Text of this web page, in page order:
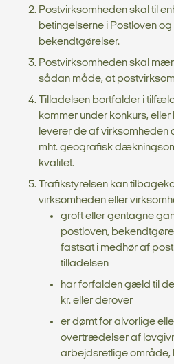
Postvirksomheden skal til
betingelserne i Postloven
bekendtgørelser.
Postvirksomheden skal
sådan måde, at
Tilladelsen bortfalder i
kommer under konkurs,
leverer de af virksomheden
mht. geografisk
kvalitet.
Trafikstyrelsen kan
virksomheden eller
groft eller gentagne
postloven,
fastsat i medhør af
tilladelsen
har forfalden gæld til
kr. eller derover
er dømt for alvorlige
overtrædelser af
arbejdsretlige område,